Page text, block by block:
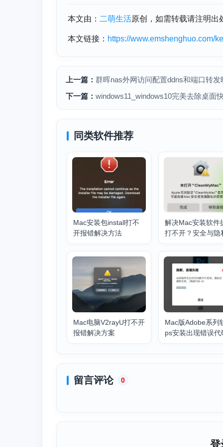
本文由： 二萌生活原创，如需转载请注明出
本文链接： https://www.emshenghuo.com/
上一篇： 群晖nas外网访问配置ddns和端口转发
下一篇： windows11_windows10完美去除桌面
同类软件推荐
Mac安装包install打不
开报错解决方法
解决Mac安装软件
打不开？安全与隐
Mac电脑V2rayU打不开
报错解决方案
Mac版Adobe系列
ps安装出现错误代
留言评论 0
登